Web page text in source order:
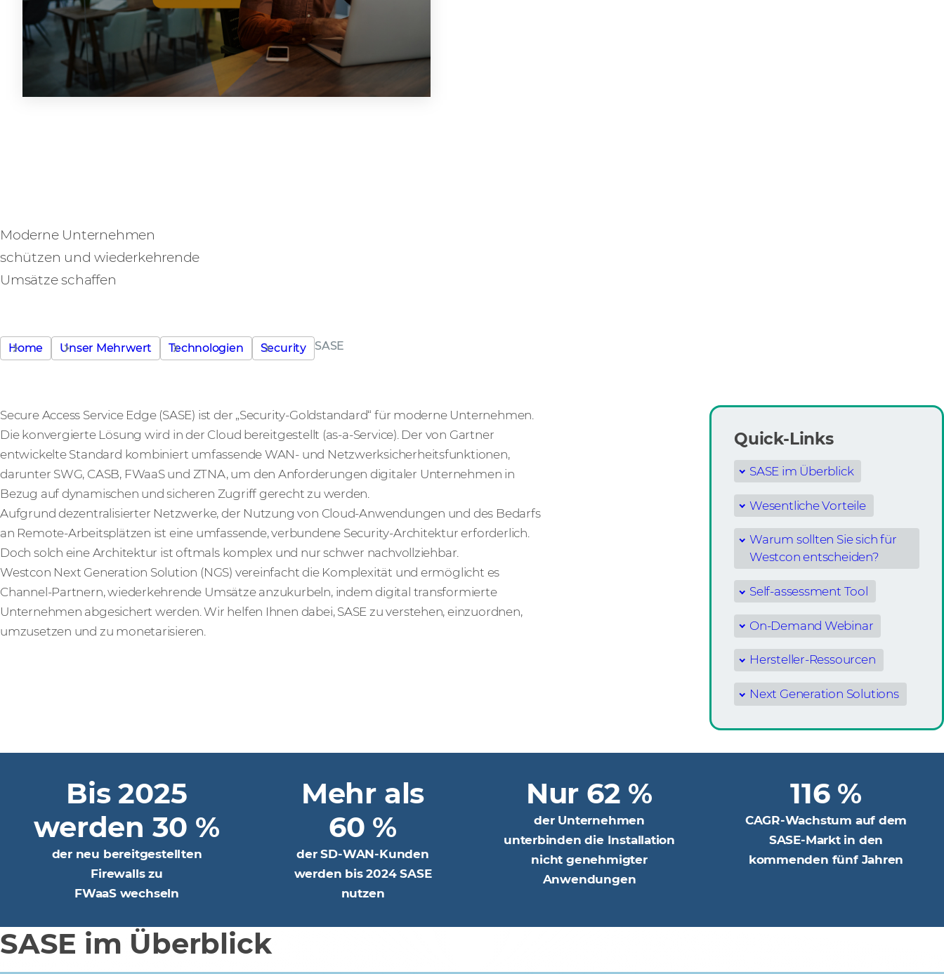
Moderne Unternehmen
schützen und wiederkehrende
Umsätze schaffen
Home Unser Mehrwert Technologien Security SASE
Secure Access Service Edge (SASE) ist der „Security-Goldstandard“ für moderne Unternehmen.
Die konvergierte Lösung wird in der Cloud bereitgestellt (as-a-Service). Der von Gartner
entwickelte Standard kombiniert umfassende WAN- und Netzwerksicherheitsfunktionen,
darunter SWG, CASB, FWaaS und ZTNA, um den Anforderungen digitaler Unternehmen in
Bezug auf dynamischen und sicheren Zugriff gerecht zu werden.
Aufgrund dezentralisierter Netzwerke, der Nutzung von Cloud-Anwendungen und des Bedarfs
an Remote-Arbeitsplätzen ist eine umfassende, verbundene Security-Architektur erforderlich.
Doch solch eine Architektur ist oftmals komplex und nur schwer nachvollziehbar.
Westcon Next Generation Solution (NGS) vereinfacht die Komplexität und ermöglicht es
Channel-Partnern, wiederkehrende Umsätze anzukurbeln, indem digital transformierte
Unternehmen abgesichert werden. Wir helfen Ihnen dabei, SASE zu verstehen, einzuordnen,
umzusetzen und zu monetarisieren.
Quick-Links
SASE im Überblick
Wesentliche Vorteile
Warum sollten Sie sich für
Westcon entscheiden?
Self-assessment Tool
On-Demand Webinar
Hersteller-Ressourcen
Next Generation Solutions
Bis 2025
werden 30 %
der neu bereitgestellten
Firewalls zu
FWaaS wechseln
Mehr als
60 %
der SD-WAN-Kunden
werden bis 2024 SASE
nutzen
Nur 62 %
der Unternehmen
unterbinden die Installation
nicht genehmigter
Anwendungen
116 %
CAGR-Wachstum auf dem
SASE-Markt in den
kommenden fünf Jahren
SASE im Überblick